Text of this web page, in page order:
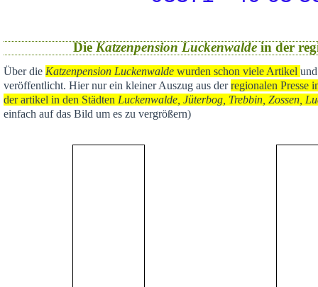
Die Katzenpension Luckenwaldein der
Über die Katzenpension Luckenwalde wurden schon viele Artikel
veröffentlicht. Hier nur ein kleiner Auszug aus derregionalen Presse
der artikel in den Städten Luckenwalde, Jüterbog, Trebbin, Zossen,
einfach auf das Bild um es zu vergrößern)